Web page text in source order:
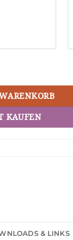
Menge
KAUFEN
& LINKS